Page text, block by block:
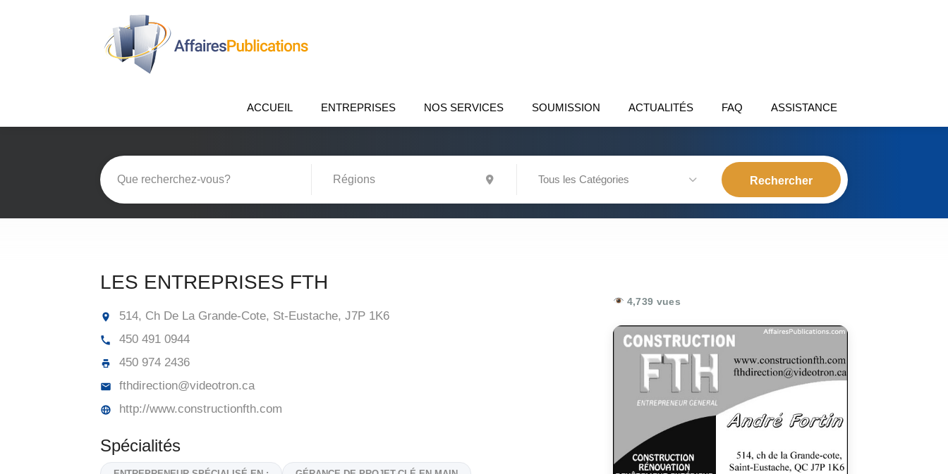
ACCUEIL ENTREPRISES NOS SERVICES SOUMISSION ACTUALITÉS FAQ ASSISTANCE
Tous les Catégories
LES ENTREPRISES FTH
514, Ch De La Grande-Cote, St-Eustache, J7P 1K6
450 491 0944
450 974 2436
fthdirection@videotron.ca
http://www.constructionfth.com
Spécialités
4,739 vues